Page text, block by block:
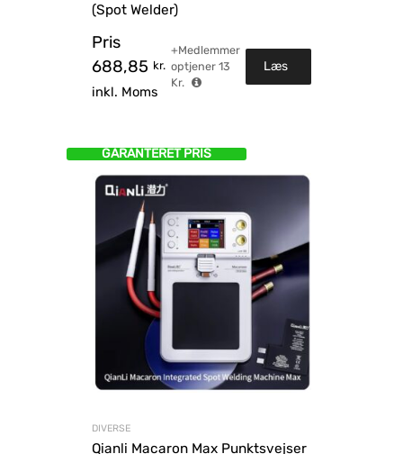
(Spot Welder)
Pris
688,85 kr.
inkl. Moms
+Medlemmer
optjener 13
Kr.
Læs
GARANTERET PRIS
DIVERSE
Qianli Macaron Max Punktsvejser